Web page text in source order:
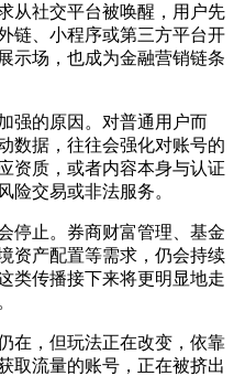
从社交平台被唤醒，用户先
链、小程序或第三方平台开
示场，也成为金融营销链条
强的原因。对普通用户而
数据，往往会强化对账号的
资质，或者内容本身与认证
险交易或非法服务。
停止。券商财富管理、基金
资产配置等需求，仍会持续
类传播接下来将更明显地走
在，但玩法正在改变，依靠
取流量的账号，正在被挤出